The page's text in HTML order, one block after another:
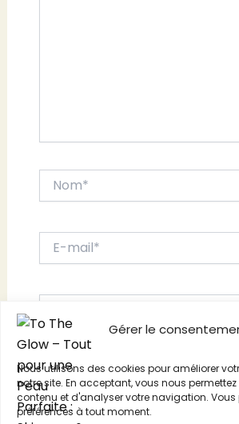
Gérer le
Nous utilisons des cookies pour améliorer
notre site. En acceptant, vous nous
contenu et d'analyser votre navigation. Vous
préférences à tout moment.
mail*
Site
Enregistrer mon nom, mon e-
site dans le navigateur pour mon
commentaire.